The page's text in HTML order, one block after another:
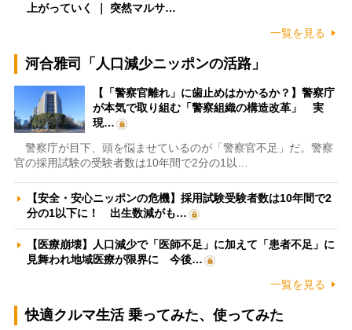
上がっていく ｜ 突然マルサ…
一覧を見る
河合雅司「人口減少ニッポンの活路」
【「警察官離れ」に歯止めはかかるか？】警察庁
が本気で取り組む「警察組織の構造改革」 実
現…
警察庁が目下、頭を悩ませているのが「警察官不足」だ。警察
官の採用試験の受験者数は10年間で2分の1以…
【安全・安心ニッポンの危機】採用試験受験者数は10年間で2
分の1以下に！ 出生数減がも…
【医療崩壊】人口減少で「医師不足」に加えて「患者不足」に
見舞われ地域医療が限界に 今後…
一覧を見る
快適クルマ生活 乗ってみた、使ってみた